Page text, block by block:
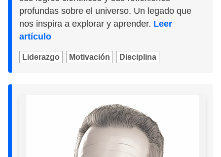
profundas sobre el universo. Un legado que
nos inspira a explorar y aprender. Leer
artículo
Liderazgo Motivación Disciplina